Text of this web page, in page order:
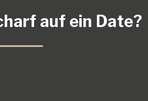
auf ein Date?